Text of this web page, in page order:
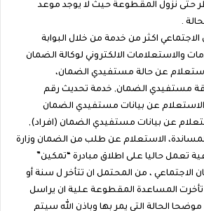
حتى نزول المقطوعة حيث لا يوجد موعد
.
اكثر من خدمة من خلال البوابة
والاستعلامات الالكتروني لوكالة الضمان
عن حالة مستفيدي الضمان،
مستفيدي الضمان, خدمة تحديث رقم
الاستعلام عن بيانات مستفيدي الضمان
عن بيانات مستفيدي الضمان (افراد),
الاستعلام عن طلب من الضمان وزارة
تعمل حاليا على اطلاق مبادرة “تمكين”
الاجتماعي ، من المحتمل ان تتأخر ل سنة أو
المساعدة المقطوعة علية ان يراسل
الحالة التي يمر بها وباذن الله سيتم